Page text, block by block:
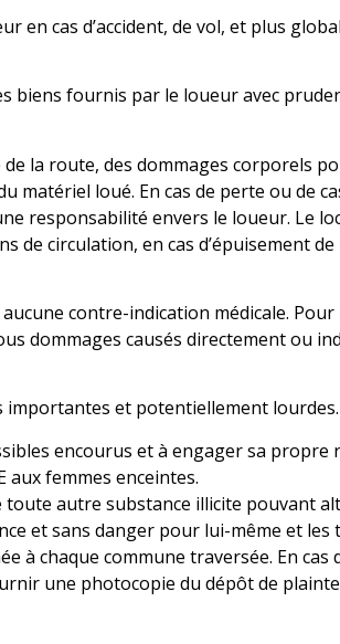
cas d’accident, de vol, et plus
biens fournis par le loueur avec
la route, des dommages corporels
matériel loué. En cas de perte ou de
responsabilité envers le loueur. Le
de circulation, en cas d’épuisement
contre-indication médicale.
dommages causés directement ou
et potentiellement lourdes.
encourus et à engager sa propre
aux femmes enceintes.
toute autre substance illicite pouvant
et sans danger pour lui-même et les
chaque commune traversée. En cas
une photocopie du dépôt de